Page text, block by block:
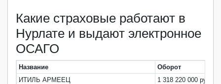
Какие страховые работают в
Нурлате и выдают электронное
ОСАГО
Название Оборот
ИТИЛЬ АРМЕЕЦ
1 318 220 000 руб